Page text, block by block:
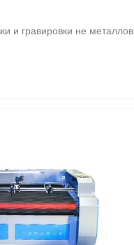
и гравировки не металлов